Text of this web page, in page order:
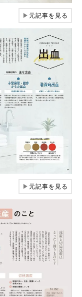
▶元記事を見る
▶元記事を見る